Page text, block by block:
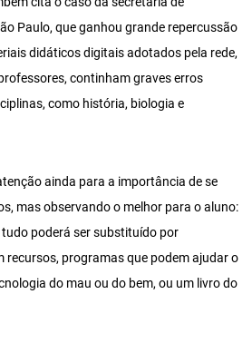
Paulo, que ganhou grande repercussão
didáticos digitais adotados pela rede,
continham graves erros
como história, biologia e
ainda para a importância de se
mas observando o melhor para o aluno:
tudo poderá ser substituído por
recursos, programas que podem ajudar o
do mau ou do bem, ou um livro do